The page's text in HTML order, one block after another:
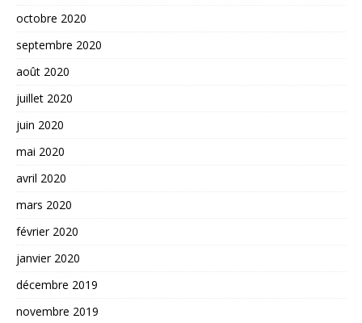
octobre 2020
septembre 2020
août 2020
juillet 2020
juin 2020
mai 2020
avril 2020
mars 2020
février 2020
janvier 2020
décembre 2019
novembre 2019